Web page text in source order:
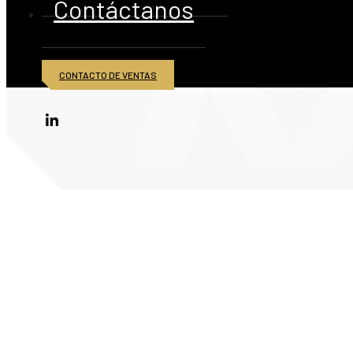
Contáctanos
CONTACTO DE VENTAS
© 2026 American Iron and Metal Inc. Todos los derechos reservados.